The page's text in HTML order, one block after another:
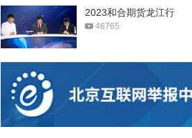
2023和合期货龙江行
46765